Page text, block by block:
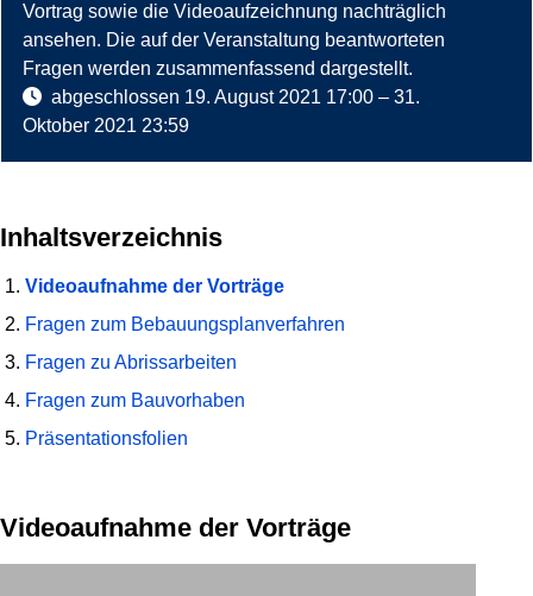
Vortrag sowie die Videoaufzeichnung nachträglich
ansehen. Die auf der Veranstaltung beantworteten
Fragen werden zusammenfassend dargestellt.
abgeschlossen 19. August 2021 17:00 – 31.
Oktober 2021 23:59
Inhaltsverzeichnis
Videoaufnahme der Vorträge
Fragen zum Bebauungsplanverfahren
Fragen zu Abrissarbeiten
Fragen zum Bauvorhaben
Präsentationsfolien
Videoaufnahme der Vorträge